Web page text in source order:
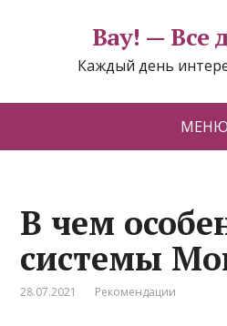
Вау! — Все
Каждый день
МЕНЮ
В чем
системы
28.07.2021 Рекомендации